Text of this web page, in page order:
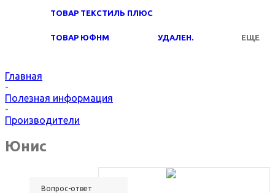
ТОВАР ТЕКСТИЛЬ ПЛЮС
ТОВАР ЮФНМ УДАЛЕН. ЕЩЕ
Главная
-
Полезная информация
-
Производители
Юнис
Вопрос-ответ